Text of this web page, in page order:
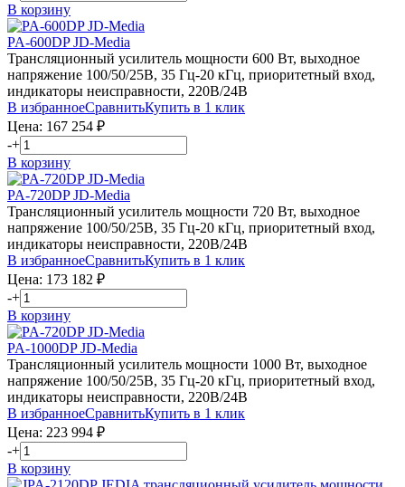
В корзину
PA-600DP JD-Media
Трансляционный усилитель мощности 600 Вт, выходное
напряжение 100/50/25В, 35 Гц-20 кГц, приоритетный вход,
индикаторы неисправности, 220В/24В
В избранноеСравнитьКупить в 1 клик
Цена: 167 254 ₽
-+
В корзину
PA-720DP JD-Media
Трансляционный усилитель мощности 720 Вт, выходное
напряжение 100/50/25В, 35 Гц-20 кГц, приоритетный вход,
индикаторы неисправности, 220В/24В
В избранноеСравнитьКупить в 1 клик
Цена: 173 182 ₽
-+
В корзину
PA-1000DP JD-Media
Трансляционный усилитель мощности 1000 Вт, выходное
напряжение 100/50/25В, 35 Гц-20 кГц, приоритетный вход,
индикаторы неисправности, 220В/24В
В избранноеСравнитьКупить в 1 клик
Цена: 223 994 ₽
-+
В корзину